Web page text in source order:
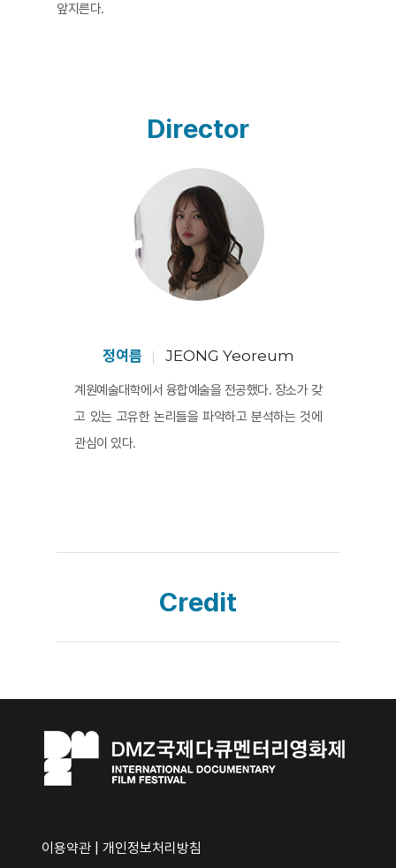
앞지른다.​
Director
정여름 JEONG Yeoreum
계원예술대학에서 융합예술을 전공했다. 장소가 갖
고 있는 고유한 논리들을 파악하고 분석하는 것에
관심이 있다.
Credit
이용약관 개인정보처리방침